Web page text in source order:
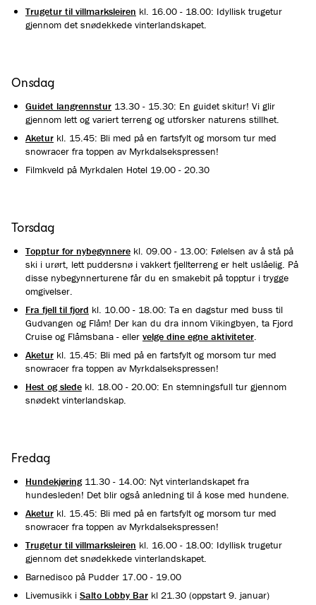
Trugetur til villmarksleiren kl. 16.00 - 18.00: Idyllisk trugetur
gjennom det snødekkede vinterlandskapet.
Onsdag
Guidet langrennstur 13.30 - 15.30: En guidet skitur! Vi glir
gjennom lett og variert terreng og utforsker naturens stillhet.
Aketur kl. 15.45: Bli med på en fartsfylt og morsom tur med
snowracer fra toppen av Myrkdalsekspressen!
Filmkveld på Myrkdalen Hotel 19.00 - 20.30
Torsdag
Topptur for nybegynnere kl. 09.00 - 13.00: Følelsen av å stå på
ski i urørt, lett puddersnø i vakkert fjellterreng er helt uslåelig. På
disse nybegynnerturene får du en smakebit på topptur i trygge
omgivelser.
Fra fjell til fjord kl. 10.00 - 18.00: Ta en dagstur med buss til
Gudvangen og Flåm! Der kan du dra innom Vikingbyen, ta Fjord
Cruise og Flåmsbana - eller velge dine egne aktiviteter.
Aketur kl. 15.45: Bli med på en fartsfylt og morsom tur med
snowracer fra toppen av Myrkdalsekspressen!
Hest og slede kl. 18.00 - 20.00: En stemningsfull tur gjennom
snødekt vinterlandskap.
Fredag
Hundekjøring11.30 - 14.00: Nyt vinterlandskapet fra
hundesleden! Det blir også anledning til å kose med hundene.
Aketur kl. 15.45: Bli med på en fartsfylt og morsom tur med
snowracer fra toppen av Myrkdalsekspressen!
Trugetur til villmarksleiren kl. 16.00 - 18.00: Idyllisk trugetur
gjennom det snødekkede vinterlandskapet.
Barnedisco på Pudder 17.00 - 19.00
Livemusikk i Salto Lobby Bar kl 21.30 (oppstart 9. januar)